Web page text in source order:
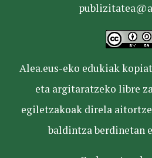
Alea.eus-eko edukiak
eta argitaratzeko libre
egiletzakoak direla
baldintza berdinetan